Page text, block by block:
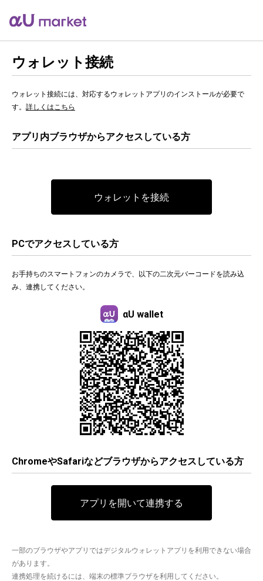
ウォレット接続
ウォレット接続には、対応するウォレットアプリのインストールが必要で
す。 詳しくはこちら
アプリ内ブラウザからアクセスしている方
ウォレットを接続
PCでアクセスしている方
お手持ちのスマートフォンのカメラで、以下の二次元バーコードを読み込
み、連携してください。
αU wallet
ChromeやSafariなどブラウザからアクセスしている方
アプリを開いて連携する
一部のブラウザやアプリではデジタルウォレットアプリを利用できない場合
があります。
連携処理を続けるには、端末の標準ブラウザを利用してください。